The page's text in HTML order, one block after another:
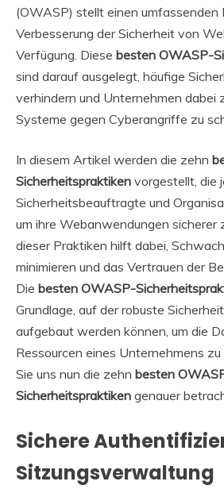
(OWASP) stellt einen umfassenden
Verbesserung der Sicherheit von
Verfügung. Diese besten OWASP-
sind darauf ausgelegt, häufige
verhindern und Unternehmen dabei
Systeme gegen Cyberangriffe zu
In diesem Artikel werden die zehn
Sicherheitspraktiken vorgestellt, die
Sicherheitsbeauftragte und
um ihre Webanwendungen sicherer
dieser Praktiken hilft dabei,
minimieren und das Vertrauen der
Die besten OWASP-
Grundlage, auf der robuste
aufgebaut werden können, um die
Ressourcen eines Unternehmens
Sie uns nun die zehn besten
Sicherheitspraktiken genauer
Sichere
Sitzungsverwaltung